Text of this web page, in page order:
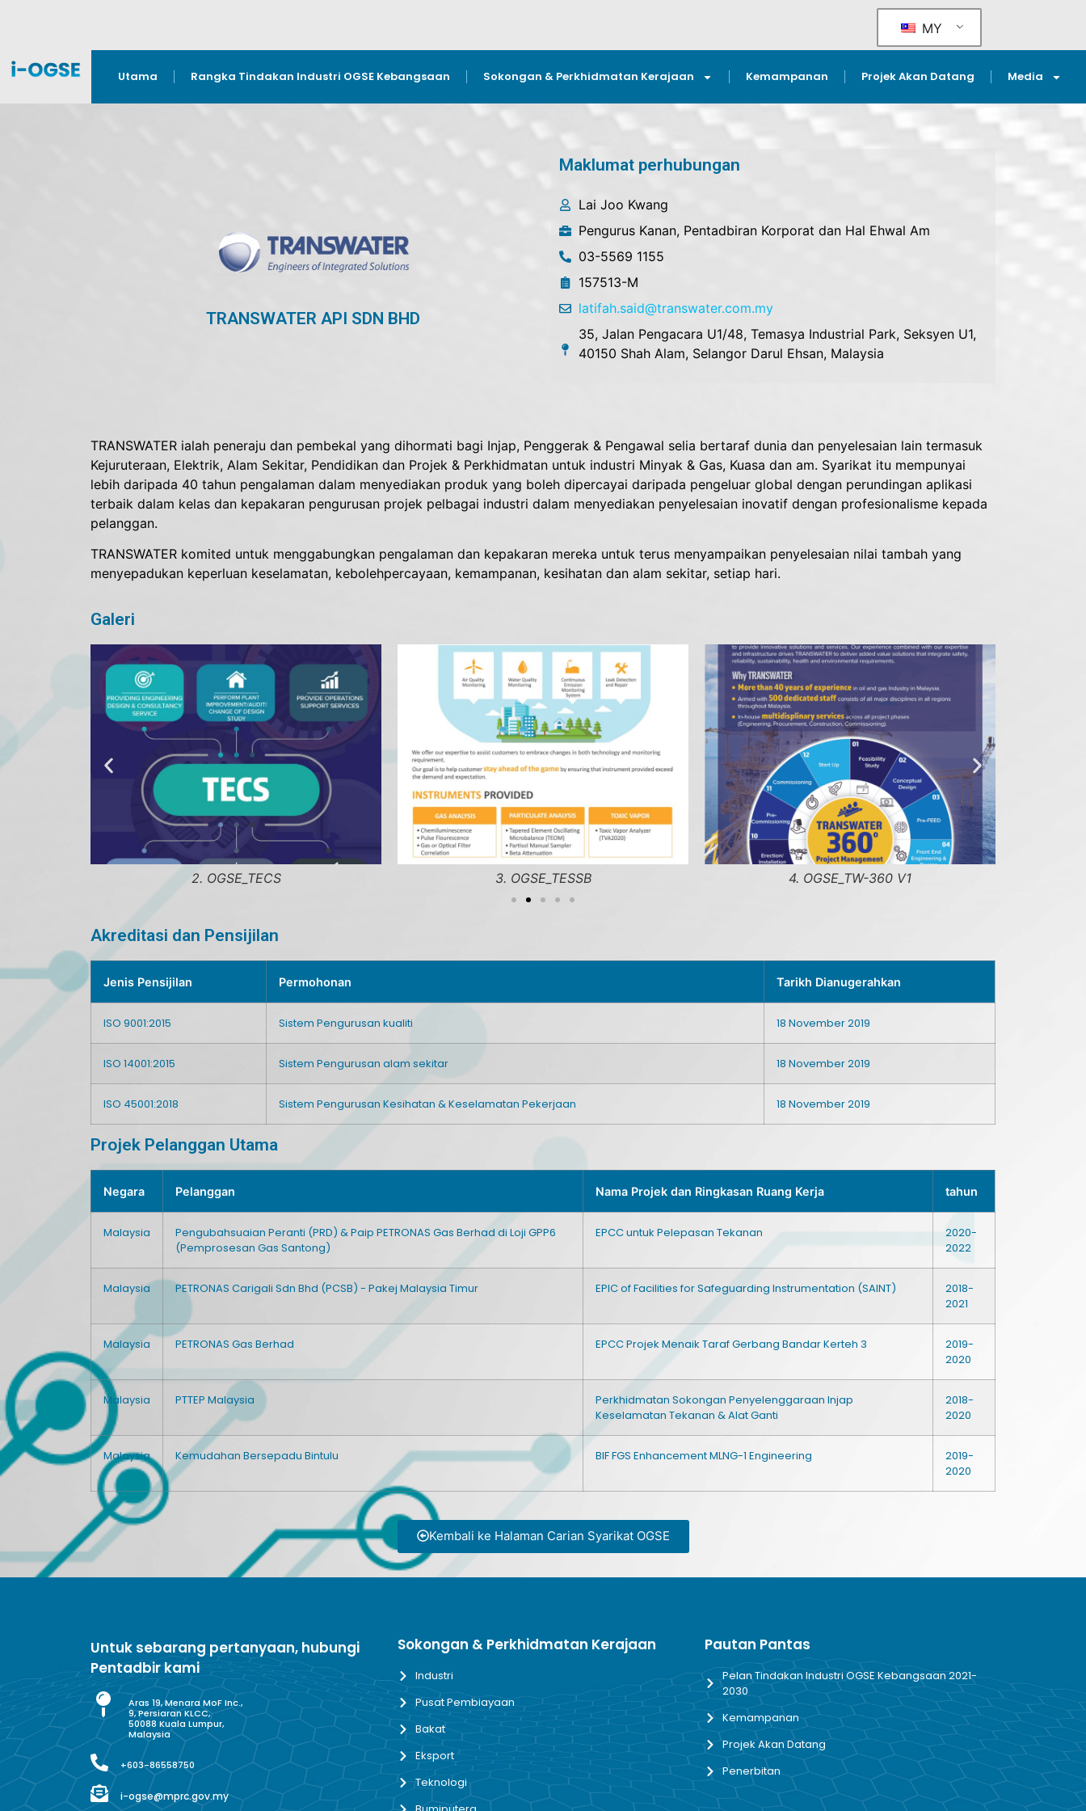
MY
Utama Rangka Tindakan Industri OGSE Kebangsaan Sokongan & Perkhidmatan Kerajaan Kemampanan Projek Akan Datang Media
TRANSWATER API SDN BHD
Maklumat perhubungan
Lai Joo Kwang
Pengurus Kanan, Pentadbiran Korporat dan Hal Ehwal Am
03-5569 1155
157513-M
latifah.said@transwater.com.my
35, Jalan Pengacara U1/48, Temasya Industrial Park, Seksyen U1,
40150 Shah Alam, Selangor Darul Ehsan, Malaysia
TRANSWATER ialah peneraju dan pembekal yang dihormati bagi Injap, Penggerak & Pengawal selia bertaraf dunia dan penyelesaian lain termasuk
Kejuruteraan, Elektrik, Alam Sekitar, Pendidikan dan Projek & Perkhidmatan untuk industri Minyak & Gas, Kuasa dan am. Syarikat itu mempunyai
lebih daripada 40 tahun pengalaman dalam menyediakan produk yang boleh dipercayai daripada pengeluar global dengan perundingan aplikasi
terbaik dalam kelas dan kepakaran pengurusan projek pelbagai industri dalam menyediakan penyelesaian inovatif dengan profesionalisme kepada
pelanggan.
TRANSWATER komited untuk menggabungkan pengalaman dan kepakaran mereka untuk terus menyampaikan penyelesaian nilai tambah yang
menyepadukan keperluan keselamatan, kebolehpercayaan, kemampanan, kesihatan dan alam sekitar, setiap hari.
Galeri
2. OGSE_TECS 3. OGSE_TESSB 4. OGSE_TW-360 V1
Akreditasi dan Pensijilan
Jenis Pensijilan Permohonan Tarikh Dianugerahkan
ISO 9001:2015 Sistem Pengurusan kualiti 18 November 2019
ISO 14001:2015 Sistem Pengurusan alam sekitar 18 November 2019
ISO 45001:2018 Sistem Pengurusan Kesihatan & Keselamatan Pekerjaan 18 November 2019
Projek Pelanggan Utama
Negara Pelanggan Nama Projek dan Ringkasan Ruang Kerja tahun
Malaysia
Pengubahsuaian Peranti (PRD) & Paip PETRONAS Gas Berhad di Loji GPP6
(Pemprosesan Gas Santong)
EPCC untuk Pelepasan Tekanan
2020-
2022
Malaysia PETRONAS Carigali Sdn Bhd (PCSB) - Pakej Malaysia Timur EPIC of Facilities for Safeguarding Instrumentation (SAINT)
2018-
2021
Malaysia PETRONAS Gas Berhad EPCC Projek Menaik Taraf Gerbang Bandar Kerteh 3
2019-
2020
Malaysia PTTEP Malaysia
Perkhidmatan Sokongan Penyelenggaraan Injap
Keselamatan Tekanan & Alat Ganti
2018-
2020
Malaysia Kemudahan Bersepadu Bintulu BIF FGS Enhancement MLNG-1 Engineering
2019-
2020
Kembali ke Halaman Carian Syarikat OGSE
Untuk sebarang pertanyaan, hubungi
Pentadbir kami
Aras 19, Menara MoF Inc.,
9, Persiaran KLCC,
50088 Kuala Lumpur,
Malaysia
+603-86558750
i-ogse@mprc.gov.my
Sokongan & Perkhidmatan Kerajaan
Industri
Pusat Pembiayaan
Bakat
Eksport
Teknologi
Pautan Pantas
Pelan Tindakan Industri OGSE Kebangsaan 2021-
2030
Kemampanan
Projek Akan Datang
Penerbitan